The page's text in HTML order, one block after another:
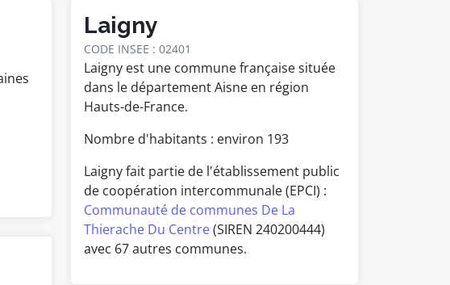
Laigny
CODE INSEE : 02401
Laigny est une commune française située
dans le département Aisne en région
Hauts-de-France.
Nombre d'habitants : environ 193
Laigny fait partie de l'établissement public
de coopération intercommunale (EPCI) :
Communauté de communes De La
Thierache Du Centre(SIREN 240200444)
avec 67 autres communes.